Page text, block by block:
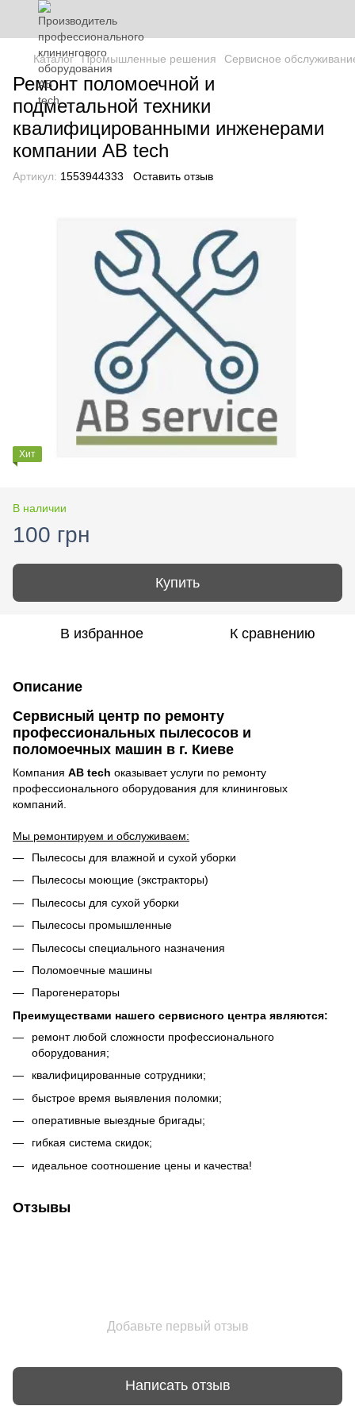
Каталог Промышленные решения Сервисное
Ремонт поломоечной и
подметальной техники
квалифицированными инженерами
компании AB tech
Артикул: 1553944333 Оставить отзыв
Хит
В наличии
100 грн
Купить
В избранное К сравнению
Описание
Сервисный центр по ремонту
профессиональных пылесосов и
поломоечных машин в г. Киеве
Компания AB tech оказывает услуги по ремонту
профессионального оборудования для клининговых
компаний.
Мы ремонтируем и обслуживаем:
Пылесосы для влажной и сухой уборки
Пылесосы моющие (экстракторы)
Пылесосы для сухой уборки
Пылесосы промышленные
Пылесосы специального назначения
Поломоечные машины
Парогенераторы
Преимуществами нашего сервисного центра являются:
ремонт любой сложности профессионального
оборудования;
квалифицированные сотрудники;
быстрое время выявления поломки;
оперативные выездные бригады;
гибкая система скидок;
идеальное соотношение цены и качества!
Отзывы
Добавьте первый отзыв
Написать отзыв